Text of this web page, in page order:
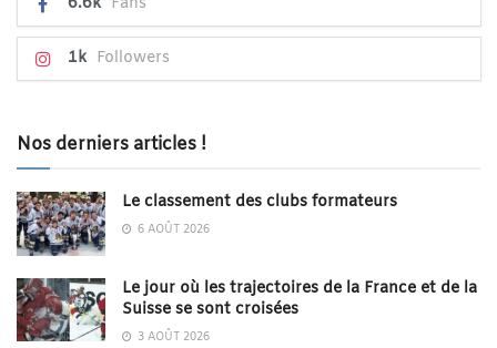
6.6k Fans
1k Followers
Nos derniers articles !
Le classement des clubs formateurs
6 AOÛT 2026
Le jour où les trajectoires de la France et de la
Suisse se sont croisées
3 AOÛT 2026